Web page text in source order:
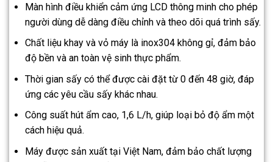
Màn hình điều khiển cảm ứng LCD thông minh cho phép
người dùng dễ dàng điều chỉnh và theo dõi quá trình sấy.
Chất liệu khay và vỏ máy là inox304 không gỉ, đảm bảo
độ bền và an toàn vệ sinh thực phẩm.
Thời gian sấy có thể được cài đặt từ 0 đến 48 giờ, đáp
ứng các yêu cầu sấy khác nhau.
Công suất hút ẩm cao, 1,6 L/h, giúp loại bỏ độ ẩm một
cách hiệu quả.
Máy được sản xuất tại Việt Nam, đảm bảo chất lượng